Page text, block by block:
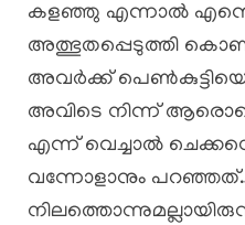
കളഞ്ഞു എന്നാൽ
അത്ഭുതപ്പെടുത്തി
അവർക്ക്
അവിടെ നിന്ന്
എന്ന് വെച്ചാൽ
വന്നോളാനും